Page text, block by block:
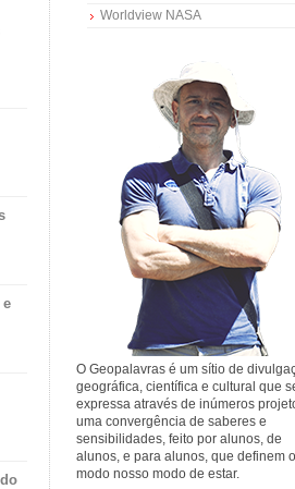
Worldview NASA
O Geopalavras é um sítio de
geográfica, científica e cultural que
expressa através de inúmeros
uma convergência de saberes e
sensibilidades, feito por alunos, de
alunos, e para alunos, que definem o
modo nosso modo de estar.